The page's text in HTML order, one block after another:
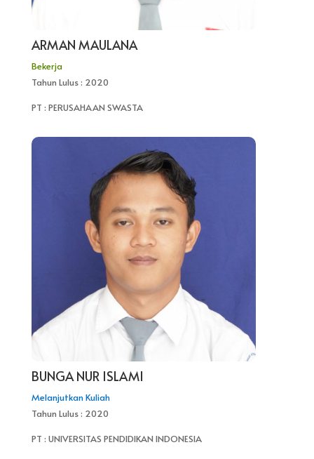
ARMAN MAULANA
Bekerja
Tahun Lulus : 2020
PT : PERUSAHAAN SWASTA
BUNGA NUR ISLAMI
Melanjutkan Kuliah
Tahun Lulus : 2020
PT : UNIVERSITAS PENDIDIKAN INDONESIA